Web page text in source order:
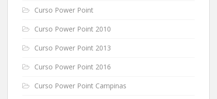
Curso Power Point
Curso Power Point 2010
Curso Power Point 2013
Curso Power Point 2016
Curso Power Point Campinas